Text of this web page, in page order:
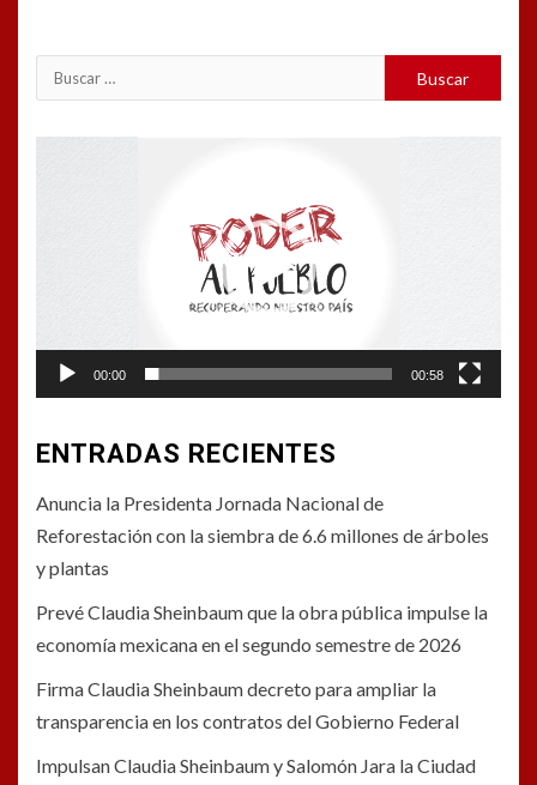
Buscar:
00:00 00:58
ENTRADAS RECIENTES
Anuncia la Presidenta Jornada Nacional de
Reforestación con la siembra de 6.6 millones de árboles
y plantas
Prevé Claudia Sheinbaum que la obra pública impulse la
economía mexicana en el segundo semestre de 2026
Firma Claudia Sheinbaum decreto para ampliar la
transparencia en los contratos del Gobierno Federal
Impulsan Claudia Sheinbaum y Salomón Jara la Ciudad